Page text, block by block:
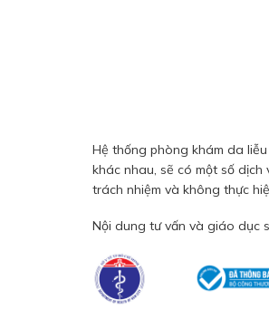
Hệ thống phòng khám da
khác nhau, sẽ có một số
trách nhiệm và không thực
Nội dung tư vấn và giáo dục